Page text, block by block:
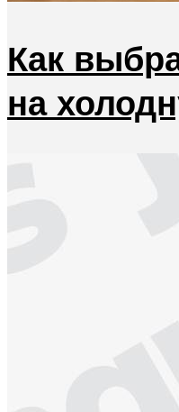
Как
на